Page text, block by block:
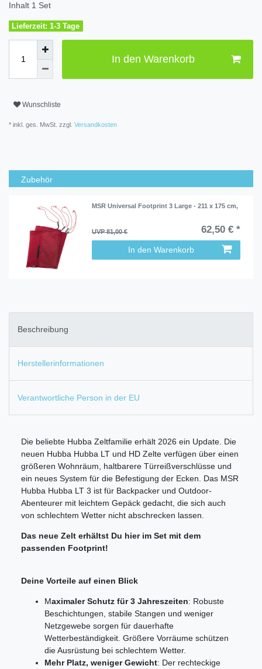
Inhalt 1 Set
Lieferzeit: 1-3 Tage
In den Warenkorb
Wunschliste
* inkl. ges. MwSt. zzgl. Versandkosten
Zubehör
MSR Universal Footprint 3 Large - 211 x 175 cm,
UVP 81,00 € 62,50 € *
In den Warenkorb
Beschreibung
Herstellerinformationen
Verantwortliche Person in der EU
Die beliebte Hubba Zeltfamilie erhält 2026 ein Update. Die
neuen Hubba Hubba LT und HD Zelte verfügen über einen
größeren Wohnräum, haltbarere Türreißverschlüsse und
ein neues System für die Befestigung der Ecken. Das MSR
Hubba Hubba LT 3 ist für Backpacker und Outdoor-
Abenteurer mit leichtem Gepäck gedacht, die sich auch
von schlechtem Wetter nicht abschrecken lassen.
Das neue Zelt erhältst Du hier im Set mit dem
passenden Footprint!
Deine Vorteile auf einen Blick
Maximaler Schutz für 3 Jahreszeiten: Robuste
Beschichtungen, stabile Stangen und weniger
Netzgewebe sorgen für dauerhafte
Wetterbeständigkeit. Größere Vorräume schützen
die Ausrüstung bei schlechtem Wetter.
Mehr Platz, weniger Gewicht: Der rechteckige